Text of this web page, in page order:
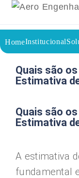
HomeInstitucional
Voltar a
Quais são
Estimativa
Quais são
Estimativa
A estimativa
fundamental